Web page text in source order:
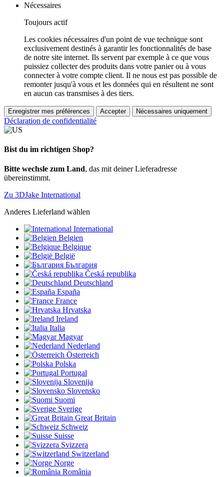
Nécessaires
Toujours actif
Les cookies nécessaires d'un point de vue technique sont
exclusivement destinés à garantir les fonctionnalités de base
de notre site internet. Ils servent par exemple à ce que vous
puissiez collecter des produits dans votre panier ou à vous
connecter à votre compte client. Il ne nous est pas possible de
remonter jusqu'à vous et les données qui en résultent ne sont
en aucun cas transmises à des tiers.
Enregistrer mes préférences Accepter Nécessaires uniquement
Déclaration de confidentialité
Bist du im richtigen Shop?
Bitte wechsle zum Land, das mit deiner Lieferadresse
übereinstimmt.
Zu 3DJake International
Anderes Lieferland wählen
International
Belgien
Belgique
België
България
Česká republika
Deutschland
España
France
Hrvatska
Ireland
Italia
Magyar
Nederland
Österreich
Polska
Portugal
Slovenija
Slovensko
Suomi
Sverige
Great Britain
Schweiz
Suisse
Svizzera
Switzerland
Norge
România